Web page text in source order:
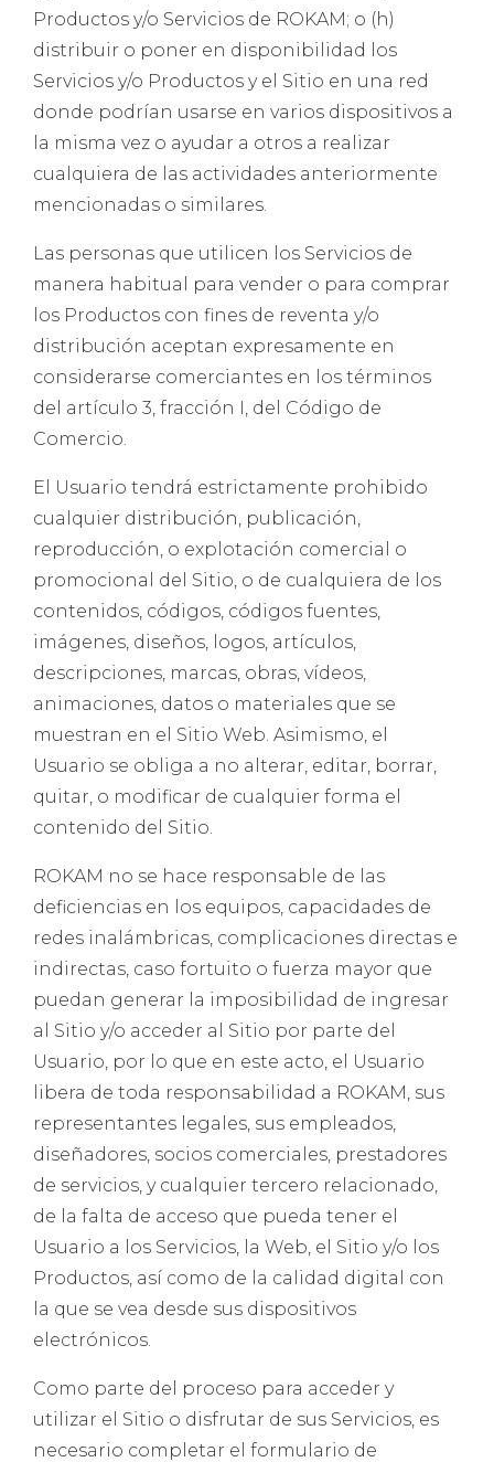
Productos y/o Servicios de ROKAM; o (h)
distribuir o poner en disponibilidad los
Servicios y/o Productos y el Sitio en una red
donde podrían usarse en varios dispositivos a
la misma vez o ayudar a otros a realizar
cualquiera de las actividades anteriormente
mencionadas o similares.
Las personas que utilicen los Servicios de
manera habitual para vender o para comprar
los Productos con fines de reventa y/o
distribución aceptan expresamente en
considerarse comerciantes en los términos
del artículo 3, fracción I, del Código de
Comercio.
El Usuario tendrá estrictamente prohibido
cualquier distribución, publicación,
reproducción, o explotación comercial o
promocional del Sitio, o de cualquiera de los
contenidos, códigos, códigos fuentes,
imágenes, diseños, logos, artículos,
descripciones, marcas, obras, vídeos,
animaciones, datos o materiales que se
muestran en el Sitio Web. Asimismo, el
Usuario se obliga a no alterar, editar, borrar,
quitar, o modificar de cualquier forma el
contenido del Sitio.
ROKAM no se hace responsable de las
deficiencias en los equipos, capacidades de
redes inalámbricas, complicaciones directas e
indirectas, caso fortuito o fuerza mayor que
puedan generar la imposibilidad de ingresar
al Sitio y/o acceder al Sitio por parte del
Usuario, por lo que en este acto, el Usuario
libera de toda responsabilidad a ROKAM, sus
representantes legales, sus empleados,
diseñadores, socios comerciales, prestadores
de servicios, y cualquier tercero relacionado,
de la falta de acceso que pueda tener el
Usuario a los Servicios, la Web, el Sitio y/o los
Productos, así como de la calidad digital con
la que se vea desde sus dispositivos
electrónicos.
Como parte del proceso para acceder y
utilizar el Sitio o disfrutar de sus Servicios, es
necesario completar el formulario de